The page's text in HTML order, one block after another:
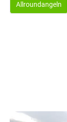
Allroundangeln